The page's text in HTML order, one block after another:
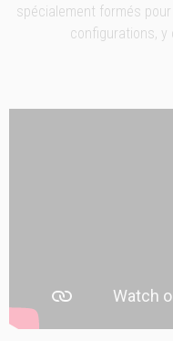
spécialement formés
configurations, y